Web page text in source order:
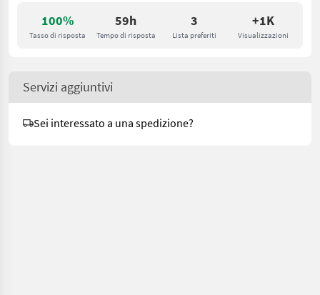
100%
Tasso di risposta
59h
Tempo di risposta
3
Lista preferiti
+1K
Visualizzazioni
Servizi aggiuntivi
Sei interessato a una spedizione?